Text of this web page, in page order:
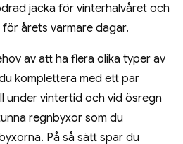
jacka för vinterhalvåret och
årets varmare dagar.
av att ha flera olika typer av
komplettera med ett par
under vintertid och vid ösregn
regnbyxor som du
På så sätt spar du